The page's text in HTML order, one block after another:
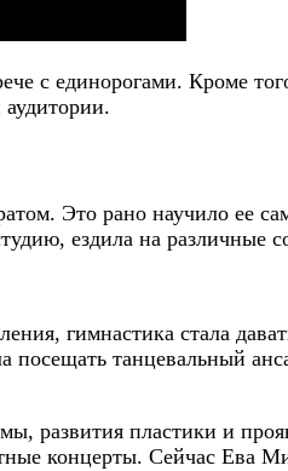
с единорогами. Кроме
Это рано научило ее
ездила на различные
гимнастика стала
посещать танцевальный
развития пластики и
концерты. Сейчас Ева